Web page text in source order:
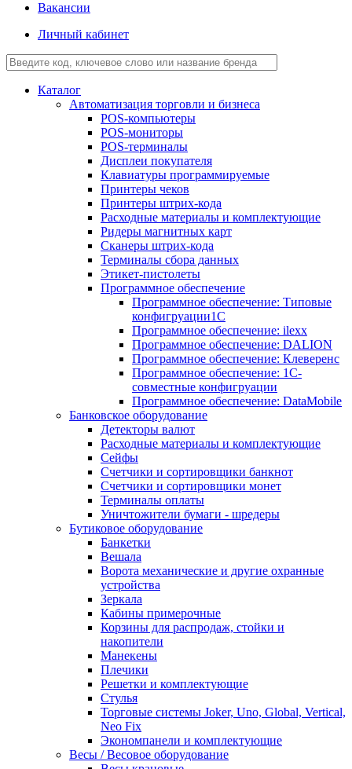
Вакансии
Личный кабинет
Каталог
Автоматизация торговли и бизнеса
POS-компьютеры
POS-мониторы
POS-терминалы
Дисплеи покупателя
Клавиатуры программируемые
Принтеры чеков
Принтеры штрих-кода
Расходные материалы и комплектующие
Ридеры магнитных карт
Сканеры штрих-кода
Терминалы сбора данных
Этикет-пистолеты
Программное обеспечение
Программное обеспечение: Типовые
конфигруации1С
Программное обеспечение: ilexx
Программное обеспечение: DALION
Программное обеспечение: Клеверенс
Программное обеспечение: 1С-
совместные конфигруации
Программное обеспечение: DataMobile
Банковское оборудование
Детекторы валют
Расходные материалы и комплектующие
Сейфы
Счетчики и сортировщики банкнот
Счетчики и сортировщики монет
Терминалы оплаты
Уничтожители бумаги - шредеры
Бутиковое оборудование
Банкетки
Вешала
Ворота механические и другие охранные
устройства
Зеркала
Кабины примерочные
Корзины для распродаж, стойки и
накопители
Манекены
Плечики
Решетки и комплектующие
Стулья
Торговые системы Joker, Uno, Global, Vertical,
Neo Fix
Экономпанели и комплектующие
Весы / Весовое оборудование